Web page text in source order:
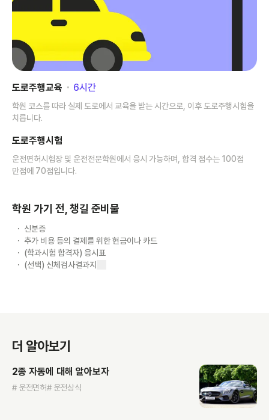
도로주행교육 ･ 6시간
학원 코스를 따라 실제 도로에서 교육을 받는 시간으로, 이후 도로주행시험을
치릅니다.
도로주행시험
운전면허시험장 및 운전전문학원에서 응시 가능하며, 합격 점수는 100점
만점에 70점입니다.
학원 가기 전, 챙길 준비물
신분증
추가 비용 등의 결제를 위한 현금이나 카드
(학과시험 합격자) 응시표
(선택) 신체검사결과지
더 알아보기
2종 자동에 대해 알아보자
# 운전면허# 운전상식